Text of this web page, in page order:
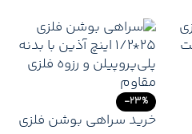
-23%
خرید سراهی بوشن فلزی